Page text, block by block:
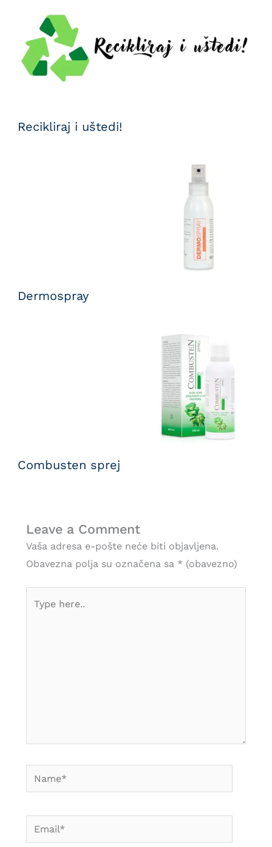
Recikliraj i uštedi!
Dermospray
Combusten sprej
Leave a Comment
Vaša adresa e-pošte neće biti objavljena.
Obavezna polja su označena sa * (obavezno)
here..
Name*
Email*